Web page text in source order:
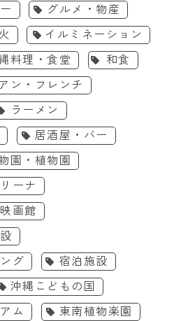
グルメ・物産
イルミネーション
料理・食堂
和食
ン・フレンチ
ラーメン
居酒屋・バー
園・植物園
ーナ
画館
グ
宿泊施設
沖縄こどもの国
ム
東南植物楽園